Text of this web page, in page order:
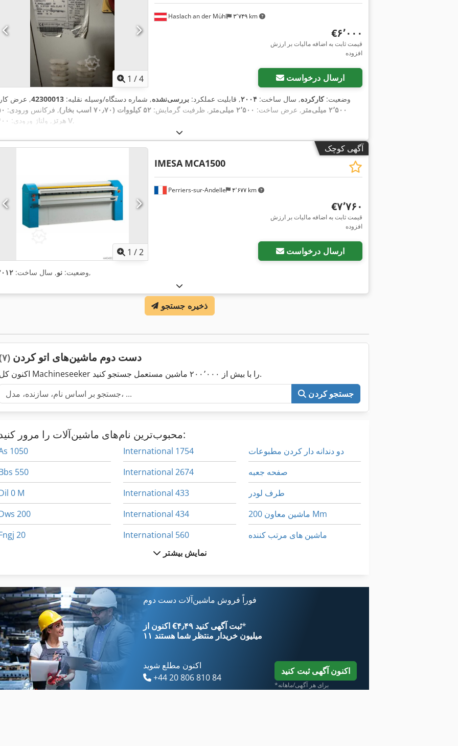
1 /4
Haslach an der Mühl ۳٬۷۴۹ km
‎€۶٬۰۰۰
قیمت ثابت به اضافه مالیات بر ارزش
افزوده
ارسال درخواست
وضعیت:کارکرده, سال ساخت: ۲۰۰۴, قابلیت عملکرد: بررسی‌نشده, شماره دستگاه/وسیله نقلیه: 42300013, عرض
۲٬۵۰۰ میلی‌متر
, عرض ساخت: ۲٬۵۰۰ میلی‌متر , ظرفیت گرمایش: ۵۲ کیلووات (۷۰٫۷۰ اسب بخار) , فرکانس ورودی:
هرتز , ولتاژ ورودی: ۴۰۰ V,
آگهی کوچک
درخواست تصاویر بیشتر
1 /2
Perriers-sur-Andelle ۴٬۶۷۷ km
IMESA MCA1500
‎€۷٬۷۶۰
قیمت ثابت به اضافه مالیات بر ارزش
افزوده
ارسال درخواست
وضعیت: نو, سال ساخت: ,
ذخیره جستجو
دست دوم ماشین‌های اتو کردن (۷)
اکنون کل Machineseeker را با بیش از ۲۰۰٬۰۰۰ ماشین مستعمل جستجو کنید.
جستجو کردن
محبوب‌ترین نام‌های ماشین‌آلات را مرور کنید:
1050
550
0 M
200
20
1460
1586
International 1754
International 2674
International 433
International 434
International 560
Kgs 1670
Tur 560
دو دندانه دار کردن مطبوعات
صفحه جعبه
طرف لودر
ماشین معاون 200 Mm
ماشین های مرتب کننده
نمایش بیشتر
فوراً فروش ماشین‌آلات دست دوم
اکنون از ‎€۴٫۴۹ ثبت آگهی کنید*
۱۱ میلیون خریدار منتظر شما هستند
اکنون مطلع شوید
+44 20 806 810 84
اکنون آگهی ثبت کنید
*برای هر آگهی/ماهانه